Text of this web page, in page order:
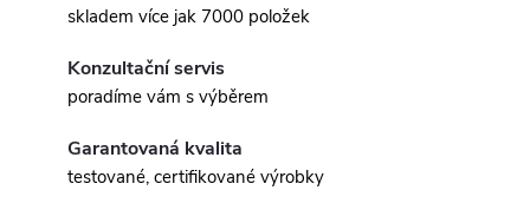
skladem více jak 7000 položek
Konzultační servis
poradíme vám s výběrem
Garantovaná kvalita
testované, certifikované výrobky